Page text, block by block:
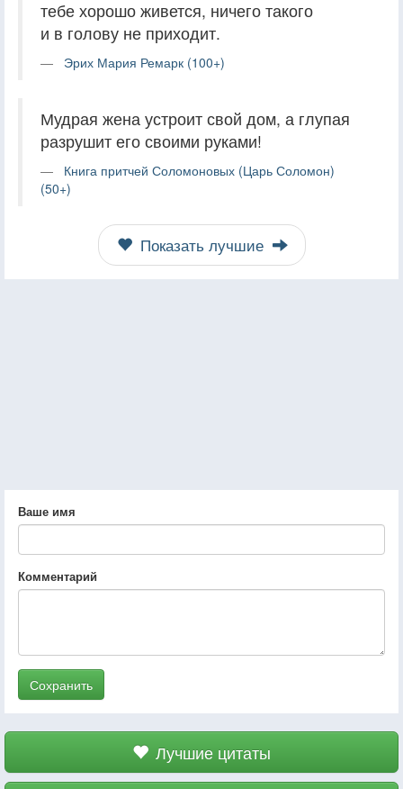
тебе хорошо живется, ничего такого
и в голову не приходит.
Эрих Мария Ремарк (100+)
Мудрая жена устроит свой дом, а глупая
разрушит его своими руками!
Книга притчей Соломоновых (Царь Соломон)
(50+)
Показать лучшие
Ваше имя
Комментарий
Сохранить
Лучшие цитаты